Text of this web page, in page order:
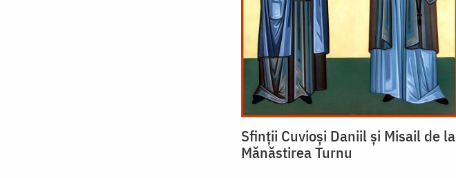
Sfinții Cuvioși Daniil și Misail de la
Mănăstirea Turnu